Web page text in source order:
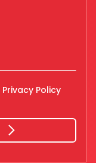
Privacy Policy